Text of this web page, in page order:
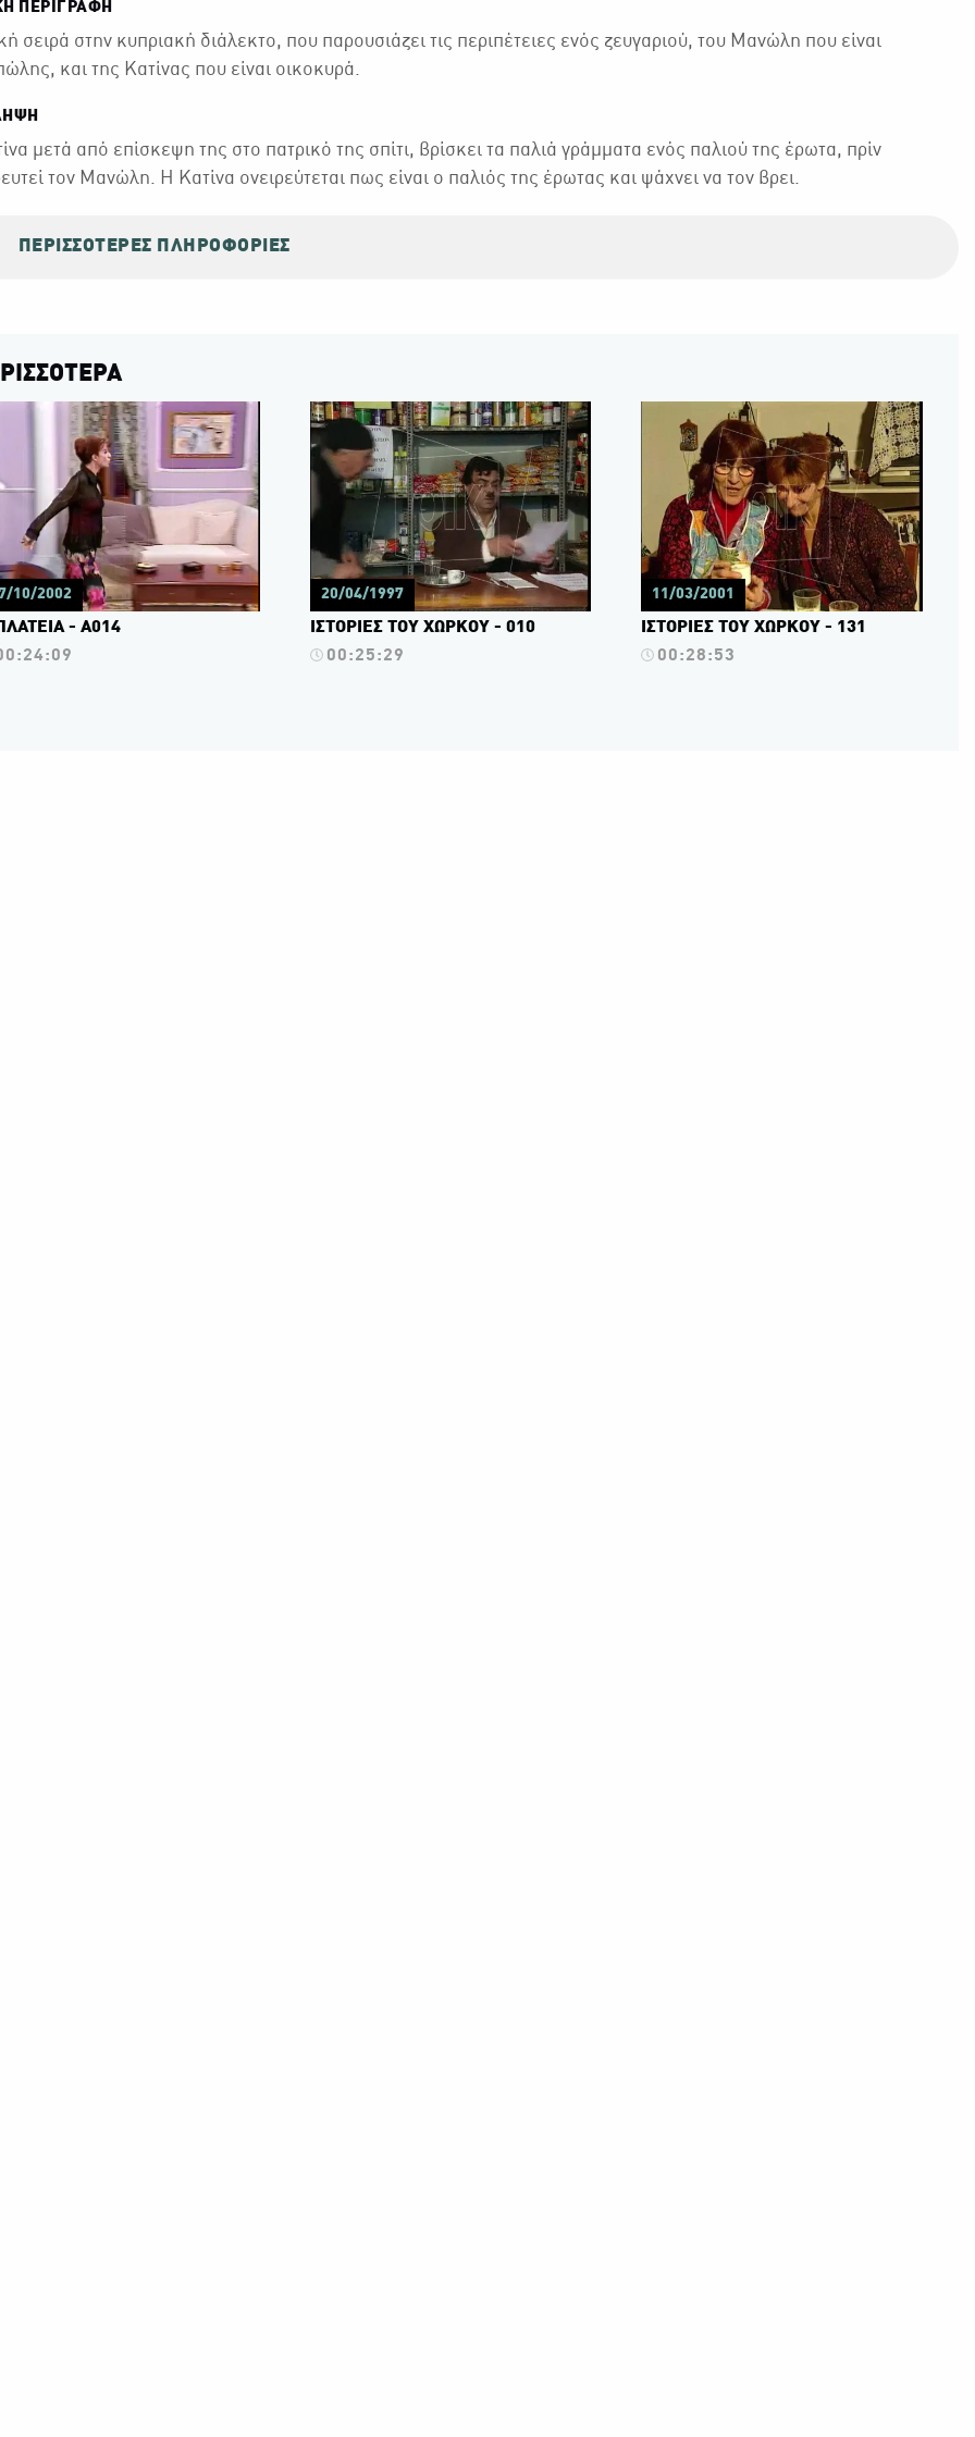
ΠΕΡΙΓΡΑΦΉ
σειρά στην κυπριακή διάλεκτο, που παρουσιάζει τις περιπέτειες ενός ζευγαριού, του Μανώλη που είναι
και της Κατίνας που είναι οικοκυρά.
μετά από επίσκεψη της στο πατρικό της σπίτι, βρίσκει τα παλιά γράμματα ενός παλιού της έρωτα, πρίν
τον Μανώλη. Η Κατίνα ονειρεύτεται πως είναι ο παλιός της έρωτας και ψάχνει να τον βρει.
ΠΕΡΙΣΣΌΤΕΡΕΣ ΠΛΗΡΟΦΟΡΊΕΣ
10/2002
- Α014
20/04/1997
ΙΣΤΟΡΙΕΣ ΤΟΥ ΧΩΡΚΟΥ - 010
00:25:29
11/03/2001
ΙΣΤΟΡΙΕΣ ΤΟΥ ΧΩΡΚΟΥ - 131
00:28:53